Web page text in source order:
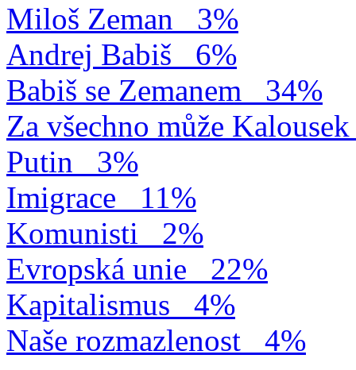
Miloš Zeman
3%
Andrej Babiš
6%
Babiš se Zemanem
34%
Za všechno může Kalousek
Putin
3%
Imigrace
11%
Komunisti
2%
Evropská unie
22%
Kapitalismus
4%
Naše rozmazlenost
4%